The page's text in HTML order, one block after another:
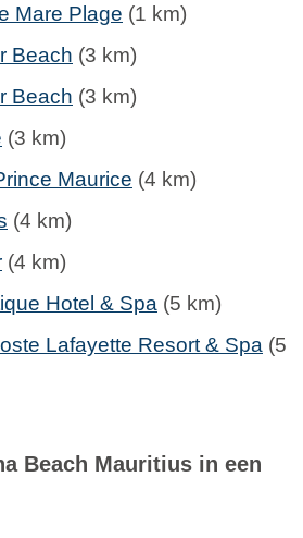
Mare Plage (1 km)
Beach (3 km)
Beach (3 km)
(3 km)
Maurice (4 km)
(4 km)
(4 km)
Hotel & Spa (5 km)
Lafayette Resort & Spa (5
Beach Mauritius in een